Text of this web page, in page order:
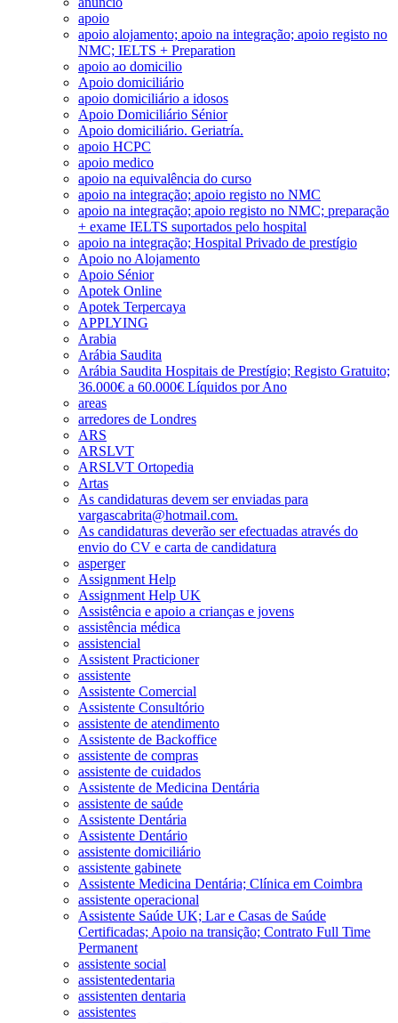
apoio
apoio alojamento; apoio na integração; apoio registo no
NMC; IELTS + Preparation
apoio ao domicilio
Apoio domiciliário
apoio domiciliário a idosos
Apoio Domiciliário Sénior
Apoio domiciliário. Geriatría.
apoio HCPC
apoio medico
apoio na equivalência do curso
apoio na integração; apoio registo no NMC
apoio na integração; apoio registo no NMC; preparação
+ exame IELTS suportados pelo hospital
apoio na integração; Hospital Privado de prestígio
Apoio no Alojamento
Apoio Sénior
Apotek Online
Apotek Terpercaya
APPLYING
Arabia
Arábia Saudita
Arábia Saudita Hospitais de Prestígio; Registo Gratuito;
36.000€ a 60.000€ Líquidos por Ano
areas
arredores de Londres
ARS
ARSLVT
ARSLVT Ortopedia
Artas
As candidaturas devem ser enviadas para
vargascabrita@hotmail.com.
As candidaturas deverão ser efectuadas através do
envio do CV e carta de candidatura
asperger
Assignment Help
Assignment Help UK
Assistência e apoio a crianças e jovens
assistência médica
assistencial
Assistent Practicioner
assistente
Assistente Comercial
Assistente Consultório
assistente de atendimento
Assistente de Backoffice
assistente de compras
assistente de cuidados
Assistente de Medicina Dentária
assistente de saúde
Assistente Dentária
Assistente Dentário
assistente domiciliário
assistente gabinete
Assistente Medicina Dentária; Clínica em Coimbra
assistente operacional
Assistente Saúde UK; Lar e Casas de Saúde
Certificadas; Apoio na transição; Contrato Full Time
Permanent
assistente social
assistentedentaria
assistenten dentaria
assistentes